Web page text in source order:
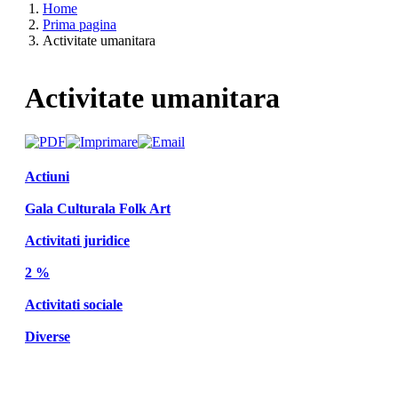
Home
Prima pagina
Activitate umanitara
Activitate umanitara
Actiuni
Gala Culturala Folk Art
Activitati juridice
2 %
Activitati sociale
Diverse